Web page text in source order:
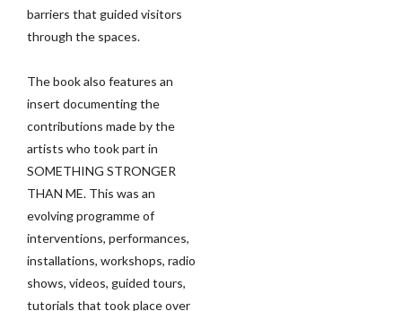
barriers that guided visitors
through the spaces.
The book also features an
insert documenting the
contributions made by the
artists who took part in
SOMETHING STRONGER
THAN ME. This was an
evolving programme of
interventions, performances,
installations, workshops, radio
shows, videos, guided tours,
tutorials that took place over